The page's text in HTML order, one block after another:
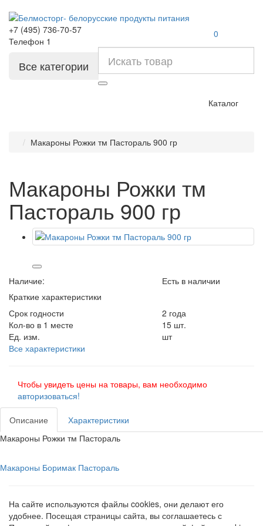
+7 (495) 736-70-57
Телефон 1
0
Все категории
Каталог
Макароны Рожки тм Пастораль 900 гр
Макароны Рожки тм
Пастораль 900 гр
Наличие:
Есть в наличии
Краткие характеристики
Срок годности
2 года
Кол-во в 1 месте
15 шт.
Ед. изм.
шт
Все характеристики
Чтобы увидеть цены на товары, вам необходимо
авторизоваться!
Описание
Характеристики
Макароны Рожки тм Пастораль
Макароны Боримак Пастораль
На сайте используются файлы cookies, они делают его
удобнее. Посещая страницы сайта, вы соглашаетесь с